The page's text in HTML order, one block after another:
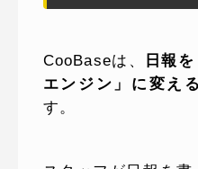
CooBaseは、
日報
エンジン」に変える
す。